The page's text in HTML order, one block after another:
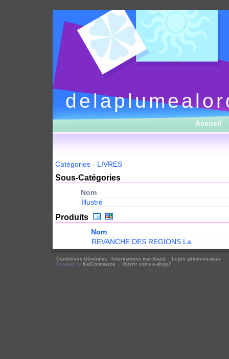
Accueil
Catégories- LIVRES
Sous-Catégories
Nom
Illustré
Produits
Nom
REVANCHE DES REGIONS La
Conditions Générales - Informations marchand -
Login administrateur
Powered by KelCommerce - Ouvrir votre e-shop?